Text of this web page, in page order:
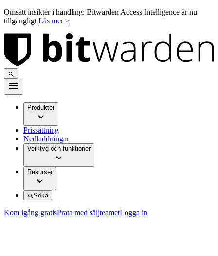
Omsätt insikter i handling: Bitwarden Access Intelligence är nu
tillgängligt Läs mer >
Produkter
Prissättning
Nedladdningar
Verktyg och funktioner
Resurser
Söka
Kom igång gratisPrata med säljteametLogga in